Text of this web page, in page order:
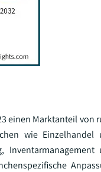
einen Marktanteil von
wie Einzelhandel
Inventarmanagement